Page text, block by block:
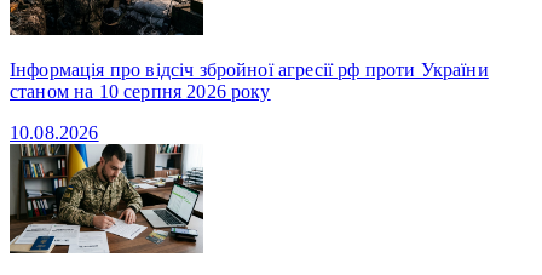
Інформація про відсіч збройної агресії рф проти України
станом на 10 серпня 2026 року
10.08.2026